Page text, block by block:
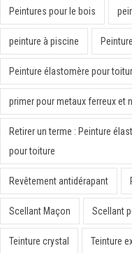
Peintures pour le bois
peinture à piscine
Peinture élastomère pour
primer pour metaux ferreux et
Retirer un terme : Peinture
pour toiture
Revêtement antidérapant
Scellant Maçon Scellant
Teinture crystal Teinture